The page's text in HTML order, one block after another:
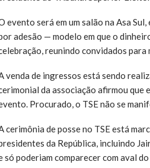
evento será em um salão na Asa
adesão — modelo em que o
reunindo convidados
venda de ingressos está sendo
da associação afirmou que
Procurado, o TSE não se
cerimônia de posse no TSE está
da República, incluindo
só poderiam comparecer com aval